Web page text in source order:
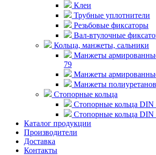
Клеи
Трубные уплотнители
Резьбовые фиксаторы
Вал-втулочные
Кольца, манжеты, сальники
Манжеты
79
Манжеты
Манжеты
Стопорные кольца
Стопорные кольца DIN
Стопорные кольца DIN
Каталог продукции
Производители
Доставка
Контакты